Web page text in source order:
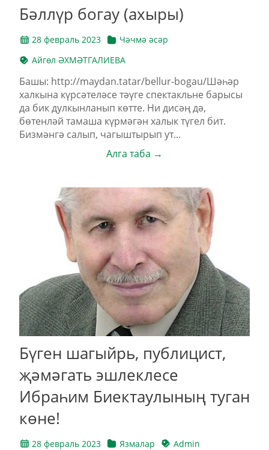
Бәллүр богау (ахыры)
28 февраль 2023
Чәчмә әсәр
Айгөл ӘХМӘТГАЛИЕВА
Башы: http://maydan.tatar/bellur-bogau/Шәһәр
халкына күрсәтеләсе тәүге спектакльне барысы
да бик дулкынланып көтте. Ни дисәң дә,
бөтенләй тамаша күрмәгән халык түгел бит.
Бизмәнгә салып, чагыштырып ут...
Алга таба →
Бүген шагыйрь, публицист,
җәмәгать эшлеклесе
Ибраһим Биектаулының туган
көне!
28 февраль 2023 Язмалар Admin